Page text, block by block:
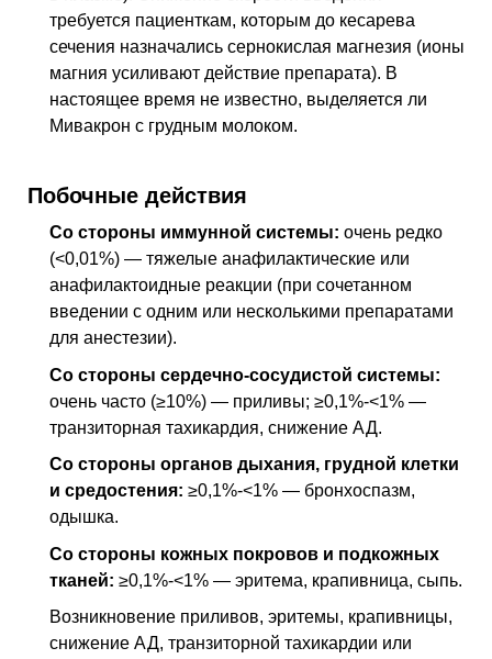
требуется пациенткам, которым до кесарева
сечения назначались сернокислая магнезия (ионы
магния усиливают действие препарата). В
настоящее время не известно, выделяется ли
Мивакрон с грудным молоком.
Побочные действия
Со стороны иммунной системы: очень редко
(<0,01%) — тяжелые анафилактические или
анафилактоидные реакции (при сочетанном
введении с одним или несколькими препаратами
для анестезии).
Со стороны сердечно-сосудистой системы:
очень часто (≥10%) — приливы; ≥0,1%-<1% —
транзиторная тахикардия, снижение АД.
Со стороны органов дыхания, грудной клетки
и средостения: ≥0,1%-<1% — бронхоспазм,
одышка.
Со стороны кожных покровов и подкожных
тканей: ≥0,1%-<1% — эритема, крапивница, сыпь.
Возникновение приливов, эритемы, крапивницы,
снижение АД, транзиторной тахикардии или